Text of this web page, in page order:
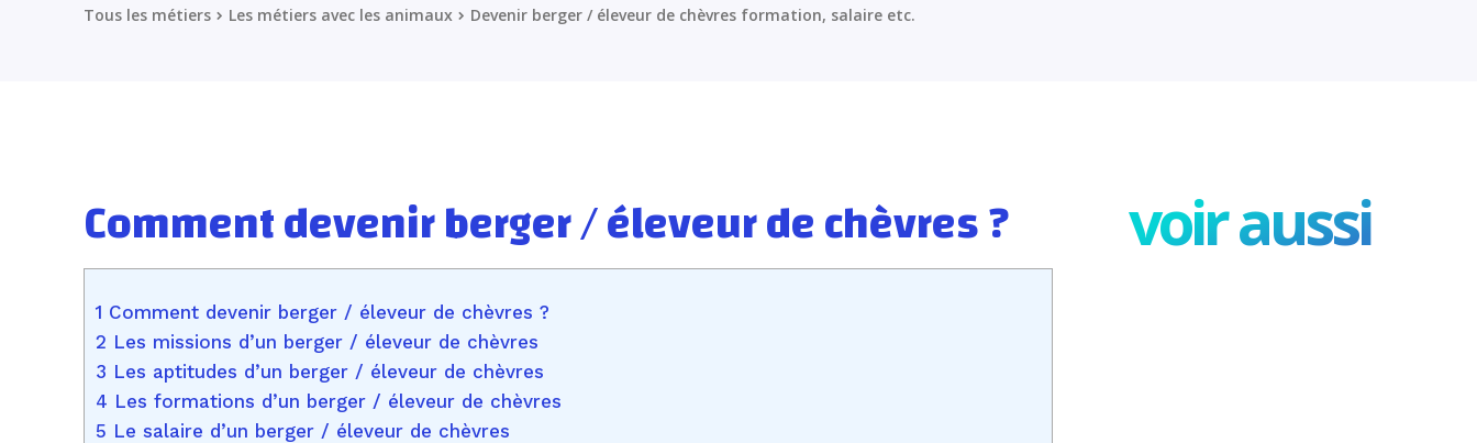
Tous les métiers Les métiers avec les animaux Devenir berger / éleveur de chèvres formation, salaire etc.
Comment devenir berger / éleveur de chèvres ?
1 Comment devenir berger / éleveur de chèvres ?
2 Les missions d’un berger / éleveur de chèvres
3 Les aptitudes d’un berger / éleveur de chèvres
4 Les formations d’un berger / éleveur de chèvres
5 Le salaire ​d’un berger / éleveur de chèvres
voir aussi